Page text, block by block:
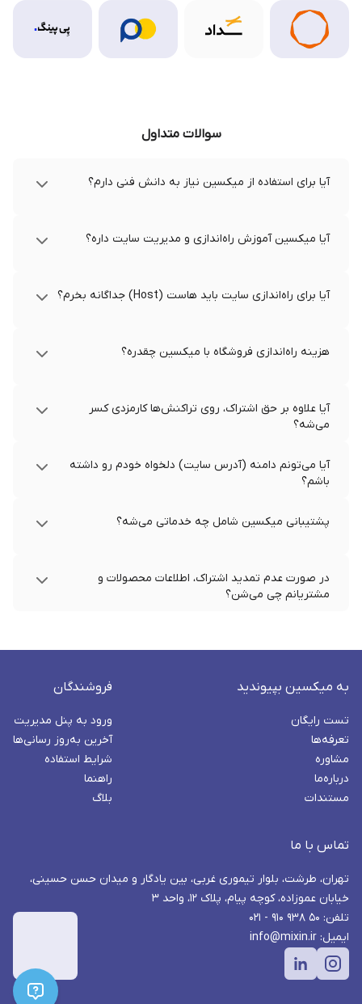
سوالات متداول
آیا برای استفاده از میکسین نیاز به دانش فنی دارم؟
آیا میکسین آموزش راه‌اندازی و مدیریت سایت داره؟
آیا برای راه‌اندازی سایت باید هاست (Host) جداگانه بخرم؟
هزینه راه‌اندازی فروشگاه با میکسین چقدره؟
آیا علاوه بر حق اشتراک، روی تراکنش‌ها کارمزدی کسر
می‌شه؟
آیا می‌تونم دامنه (آدرس سایت) دلخواه خودم رو داشته
باشم؟
پشتیبانی میکسین شامل چه خدماتی می‌شه؟
در صورت عدم تمدید اشتراک، اطلاعات محصولات و
مشتریانم چی می‌شن؟
به میکسین بپیوندید
تست رایگان
تعرفه‌ها
مشاوره
درباره‌ما
مستندات
فروشندگان
ورود به پنل مدیریت
آخرین به‌روز رسانی‌ها
شرایط استفاده
راهنما
بلاگ
تماس با ما
تهران، طرشت، بلوار تیموری غربی، بین یادگار و میدان حسن حسینی،
خیابان عموزاده، کوچه پیام، پلاک ۱۲، واحد ۳
تلفن: ۵۰ ۹۳۸ ۹۱۰ - ۰۲۱
ایمیل: info@mixin.ir